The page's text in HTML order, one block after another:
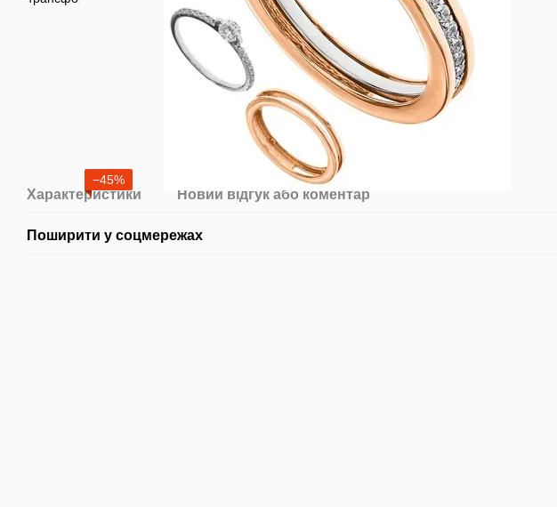
−45%
Характеристики Новий відгук або коментар
Поширити у соцмережах